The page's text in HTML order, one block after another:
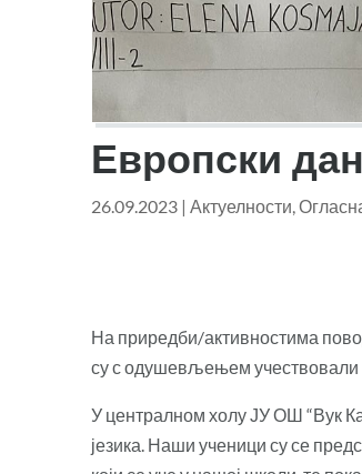
Европски дан
26.09.2023 | Актуелности
На приредби/активностима
су с одушевљењем учествовали
У централном холу ЈУ ОШ “Вук
језика. Наши ученици су се